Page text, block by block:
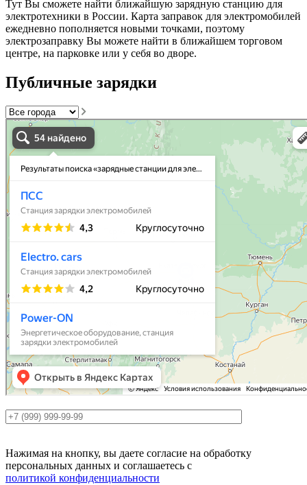
Тут Вы сможете найти ближайшую зарядную станцию для
электротехники в России. Карта заправок для электромобилей
ежедневно пополняется новыми точками, поэтому
электрозаправку Вы можете найти в ближайшем торговом
центре, на парковке или у себя во дворе.
Публичные зарядки
Нажимая на кнопку, вы даете согласие на обработку
персональных данных и соглашаетесь c
политикой конфиденциальности